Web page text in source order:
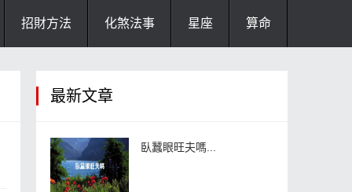
招財方法 化煞法事 星座 算命
最新文章
臥蠶眼旺夫嗎...